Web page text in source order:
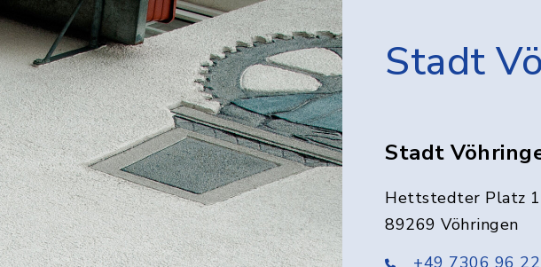
Stadt
Stadt
Hettstedter Platz 1
89269 Vöhringen
+49 7306 96